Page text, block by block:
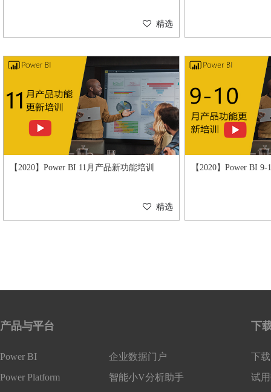
精选
【2020】Power BI 11月产品新功能培训
精选
【2020】Power BI
产品与平台
Power BI
企业数据门户
Power Platform
智能小V分析助手
下
下
试